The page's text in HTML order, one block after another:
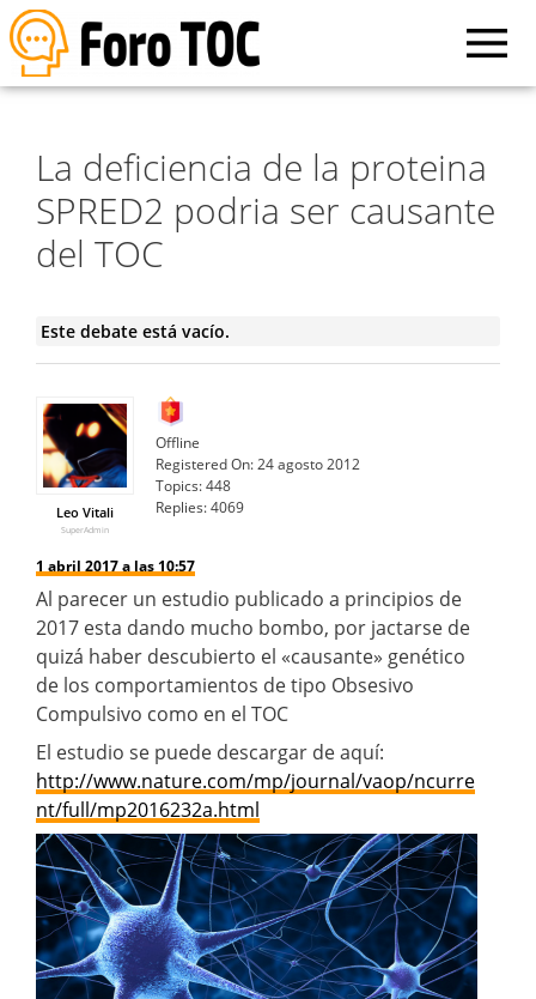
La deficiencia de la proteina
SPRED2 podria ser causante
del TOC
Este debate está vacío.
Leo Vitali
SuperAdmin
Offline
Registered On:24 agosto 2012
Topics:448
Replies:4069
1 abril 2017 a las 10:57
Al parecer un estudio publicado a principios de
2017 esta dando mucho bombo, por jactarse de
quizá haber descubierto el «causante» genético
de los comportamientos de tipo Obsesivo
Compulsivo como en el TOC
El estudio se puede descargar de aquí:
http://www.nature.com/mp/journal/vaop/ncurre
nt/full/mp2016232a.html